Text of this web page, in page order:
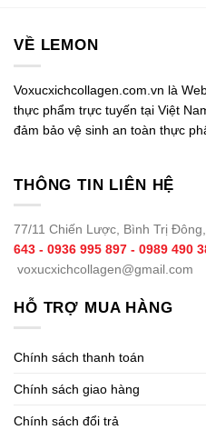
VỀ LEMON
Voxucxichcollagen.com.vn là
thực phẩm trực tuyến tại Việt
đảm bảo vệ sinh an toàn thực
THÔNG TIN LIÊN HỆ
77/11 Chiến Lược, Bình Trị
643 - 0936 995 897 - 0989 490
voxucxichcollagen@gmail.com
HỖ TRỢ MUA HÀNG
Chính sách thanh toán
Chính sách giao hàng
Chính sách đổi trả